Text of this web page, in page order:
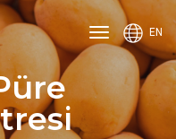
Ana
menüyü
aç
veya
kapat
EN